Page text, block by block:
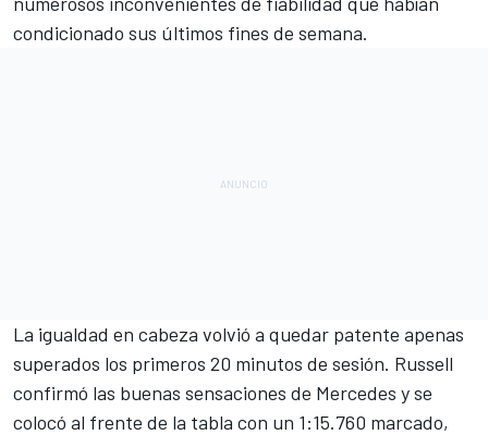
condicionado sus últimos fines de semana.
La igualdad en cabeza volvió a quedar patente apenas
superados los primeros 20 minutos de sesión. Russell
confirmó las buenas sensaciones de Mercedes y se
colocó al frente de la tabla con un 1:15.760 marcado,